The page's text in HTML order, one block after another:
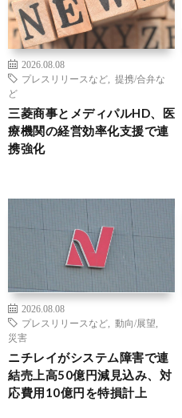
2026.08.08
プレスリリースなど
提携/合弁な
ど
三菱商事とメディパルHD、医
療機関の経営効率化支援で連
携強化
2026.08.08
プレスリリースなど
動向/展望
災害
ニチレイがシステム障害で連
結売上高50億円減見込み、対
応費用10億円を特損計上